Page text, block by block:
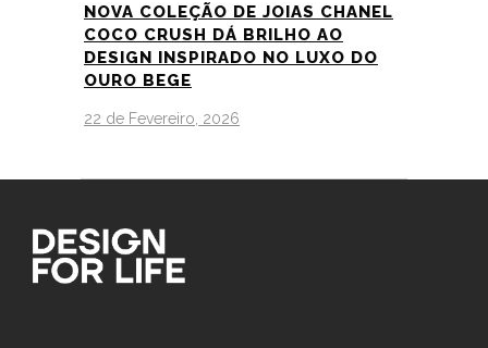
NOVA COLEÇÃO DE JOIAS CHANEL
COCO CRUSH DÁ BRILHO AO
DESIGN INSPIRADO NO LUXO DO
OURO BEGE
22 de Fevereiro, 2026